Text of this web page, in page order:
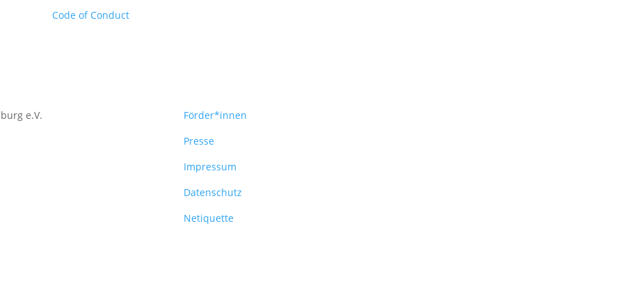
Code of Conduct
e.V.
Förder*innen
Presse
Impressum
Datenschutz
Netiquette